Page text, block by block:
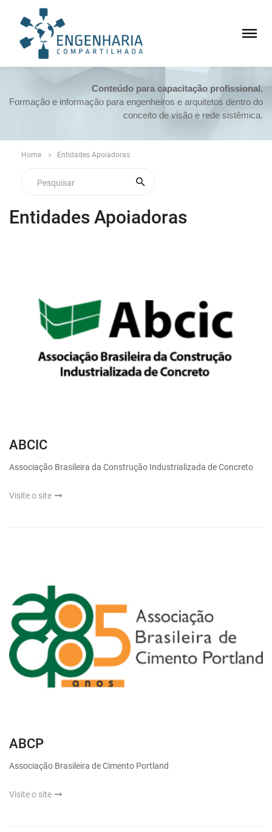
Conteúdo para capacitação profissional.
Formação e informação para engenheiros e arquitetos dentro do
conceito de visão e rede sistêmica.
Home Entidades Apoiadoras
Entidades Apoiadoras
ABCIC
Associação Brasileira da Construção Industrializada de Concreto
Visite o site
ABCP
Associação Brasileira de Cimento Portland
Visite o site